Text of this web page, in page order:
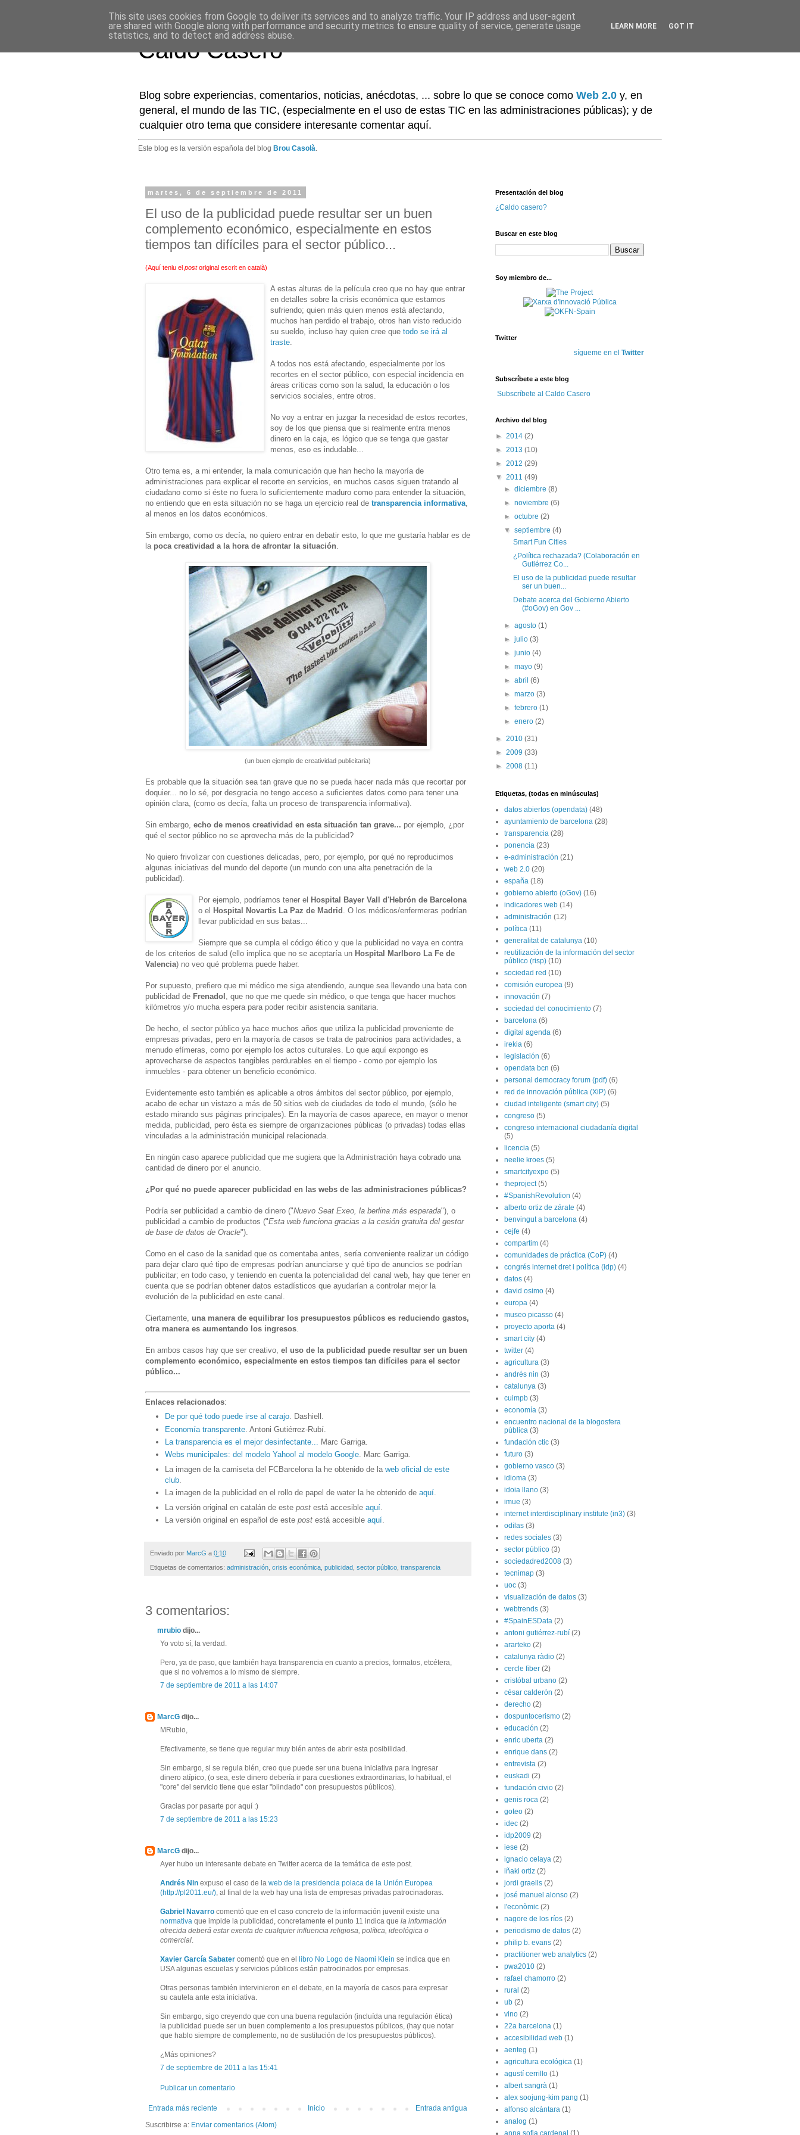
Caldo Casero
Blog sobre experiencias, comentarios, noticias, anécdotas, ... sobre lo que se conoce como Web 2.0 y, en
general, el mundo de las TIC, (especialmente en el uso de estas TIC en las administraciones públicas); y de
cualquier otro tema que considere interesante comentar aquí.
Este blog es la versión española del blog Brou Casolà.
martes, 6 de septiembre de 2011
El uso de la publicidad puede resultar ser un buen
complemento económico, especialmente en estos
tiempos tan difíciles para el sector público...
(Aquí teniu el postoriginal escrit en català)
A estas alturas de la película creo que no hay que entrar
en detalles sobre la crisis económica que estamos
sufriendo; quien más quien menos está afectando,
muchos han perdido el trabajo, otros han visto reducido
su sueldo, incluso hay quien cree que todo se irá al
traste
A todos nos está afectando, especialmente por los
recortes en el sector público, con especial incidencia en
áreas críticas como son la salud, la educación o los
servicios sociales, entre otros.
No voy a entrar en juzgar la necesidad de estos recortes,
soy de los que piensa que si realmente entra menos
dinero en la caja, es lógico que se tenga que gastar
menos, eso es indudable...
Otro tema es, a mi entender, la mala comunicación que han hecho la mayoría de
administraciones para explicar el recorte en servicios, en muchos casos siguen tratando al
ciudadano como si éste no fuera lo suficientemente maduro como para entender la situación,
no entiendo que en esta situación no se haga un ejercicio real de transparencia informativa
al menos en los datos económicos.
Sin embargo, como os decía, no quiero entrar en debatir esto, lo que me gustaría hablar es de
la poca creatividad a la hora de afrontar la situación
(un buen ejemplo de creatividad publicitaria)
Es probable que la situación sea tan grave que no se pueda hacer nada más que recortar por
doquier... no lo sé, por desgracia no tengo acceso a suficientes datos como para tener una
opinión clara, (como os decía, falta un proceso de transparencia informativa).
Sin embargo, echo de menos creatividad en esta situación tan grave... por ejemplo, ¿por
qué el sector público no se aprovecha más de la publicidad?
No quiero frivolizar con cuestiones delicadas, pero, por ejemplo, por qué no reproducimos
algunas iniciativas del mundo del deporte (un mundo con una alta penetración de la
publicidad).
Por ejemplo, podríamos tener el Hospital Bayer Vall d'Hebrón de Barcelona
o el Hospital Novartis La Paz de Madrid . O los médicos/enfermeras podrían
llevar publicidad en sus batas...
Siempre que se cumpla el código ético y que la publicidad no vaya en contra
de los criterios de salud (ello implica que no se aceptaría un Hospital Marlboro La Fe de
Valencia) no veo qué problema puede haber.
Por supuesto, prefiero que mi médico me siga atendiendo, aunque sea llevando una bata con
publicidad de Frenadol , que no que me quede sin médico, o que tenga que hacer muchos
kilómetros y/o mucha espera para poder recibir asistencia sanitaria.
De hecho, el sector público ya hace muchos años que utiliza la publicidad proveniente de
empresas privadas, pero en la mayoría de casos se trata de patrocinios para actividades, a
menudo efímeras, como por ejemplo los actos culturales. Lo que aquí expongo es
aprovecharse de aspectos tangibles perdurables en el tiempo - como por ejemplo los
inmuebles - para obtener un beneficio económico.
Evidentemente esto también es aplicable a otros ámbitos del sector público, por ejemplo,
acabo de echar un vistazo a más de 50 sitios web de ciudades de todo el mundo, (sólo he
estado mirando sus páginas principales). En la mayoría de casos aparece, en mayor o menor
medida, publicidad, pero ésta es siempre de organizaciones públicas (o privadas) todas ellas
vinculadas a la administración municipal relacionada.
En ningún caso aparece publicidad que me sugiera que la Administración haya cobrado una
cantidad de dinero por el anuncio.
¿Por qué no puede aparecer publicidad en las webs de las administraciones públicas?
Podría ser publicidad a cambio de dinero ("Nuevo Seat Exeo, la berlina más esperada"), o
publicidad a cambio de productos ("Esta web funciona gracias a la cesión gratuita del gestor
de base de datos de Oracle").
Como en el caso de la sanidad que os comentaba antes, sería conveniente realizar un código
para dejar claro qué tipo de empresas podrían anunciarse y qué tipo de anuncios se podrían
publicitar; en todo caso, y teniendo en cuenta la potencialidad del canal web, hay que tener en
cuenta que se podrían obtener datos estadísticos que ayudarían a controlar mejor la
evolución de la publicidad en este canal.
Ciertamente, una manera de equilibrar los presupuestos públicos es reduciendo gastos,
otra manera es aumentando los ingresos
En ambos casos hay que ser creativo, el uso de la publicidad puede resultar ser un buen
complemento económico, especialmente en estos tiempos tan difíciles para el sector
público...
Enlaces relacionados:
De por qué todo puede irse al carajo. Dashiell.
Economía transparente . Antoni Gutiérrez-Rubí.
La transparencia es el mejor desinfectante... Marc Garriga.
Webs municipales: del modelo Yahoo! al modelo Google. Marc Garriga.
La imagen de la camiseta del FCBarcelona la he obtenido de la web oficial de este
club
La imagen de la publicidad en el rollo de papel de water la he obtenido de aquí.
La versión original en catalán de este post está accesible aquí
La versión original en español de este post está accesible aquí.
Enviado por MarcG a 0:10
Etiquetas de comentarios: administración crisis económica publicidad sector público transparencia
3 comentarios:
mrubio dijo...
Yo voto sí, la verdad.
Pero, ya de paso, que también haya transparencia en cuanto a precios, formatos, etcétera,
que si no volvemos a lo mismo de siempre.
7 de septiembre de 2011 a las 14:07
MarcG dijo...
MRubio,
Efectivamente, se tiene que regular muy bién antes de abrir esta posibilidad.
Sin embargo, si se regula bién, creo que puede ser una buena iniciativa para ingresar
dinero atípico, (o sea, este dinero debería ir para cuestiones extraordinarias, lo habitual, el
"core" del servicio tiene que estar "blindado" con presupuestos públicos).
Gracias por pasarte por aquí :)
7 de septiembre de 2011 a las 15:23
MarcG dijo...
Ayer hubo un interesante debate en Twitter acerca de la temática de este post.
Andrés Nin expuso el caso de la web de la presidencia polaca de la Unión Europea
(http://pl2011.eu/), al final de la web hay una lista de empresas privadas patrocinadoras.
Gabriel Navarro comentó que en el caso concreto de la información juvenil existe una
normativa que impide la publicidad, concretamente el punto 11 indica que la información
ofrecida deberá estar exenta de cualquier influencia religiosa, política, ideológica o
comercial.
Xavier García Sabater comentó que en el libro No Logo de Naomi Klein se indica que en
USA algunas escuelas y servicios públicos están patrocinados por empresas.
Otras personas también intervinieron en el debate, en la mayoría de casos para expresar
su cautela ante esta iniciativa.
Sin embargo, sigo creyendo que con una buena regulación (incluída una regulación ética)
la publicidad puede ser un buen complemento a los presupuestos públicos, (hay que notar
que hablo siempre de complemento, no de sustitución de los presupuestos públicos).
¿Más opiniones?
7 de septiembre de 2011 a las 15:41
Publicar un comentario
Entrada más reciente Entrada antigua
Inicio
Suscribirse a: Enviar comentarios (Atom)
Presentación del blog
¿Caldo casero?
Buscar en este blog
Soy miembro de...
Twitter
sígueme en el Twitter
Subscríbete a este blog
Subscríbete al Caldo Casero
Archivo del blog
► 2014 (2)
► 2013 (10)
► 2012 (29)
▼ 2011 (49)
►diciembre(8)
►noviembre(6)
►octubre(2)
▼septiembre(4)
Smart Fun Cities
¿Política rechazada? (Colaboración en
Gutiérrez Co...
El uso de la publicidad puede resultar
ser un buen...
Debate acerca del Gobierno Abierto
(#oGov) en Gov ...
►agosto(1)
►julio(3)
►junio(4)
►mayo(9)
►abril(6)
►marzo(3)
►febrero(1)
►enero(2)
► 2010 (31)
► 2009 (33)
► 2008 (11)
Etiquetas, (todas en minúsculas)
datos abiertos (opendata) (48)
ayuntamiento de barcelona (28)
transparencia (28)
ponencia (23)
e-administración (21)
web 2.0 (20)
españa (18)
gobierno abierto (oGov) (16)
indicadores web (14)
administración (12)
política (11)
generalitat de catalunya (10)
reutilización de la información del sector
público (risp) (10)
sociedad red (10)
comisión europea (9)
innovación (7)
sociedad del conocimiento (7)
barcelona (6)
digital agenda (6)
irekia (6)
legislación (6)
opendata bcn (6)
personal democracy forum (pdf) (6)
red de innovación pública (XiP) (6)
ciudad inteligente (smart city) (5)
congreso (5)
congreso internacional ciudadanía digital
(5)
licencia (5)
neelie kroes (5)
smartcityexpo (5)
theproject (5)
#SpanishRevolution (4)
alberto ortiz de zárate (4)
benvingut a barcelona (4)
cejfe (4)
compartim (4)
comunidades de práctica (CoP) (4)
congrés internet dret i política (idp) (4)
datos (4)
david osimo (4)
europa (4)
museo picasso (4)
proyecto aporta (4)
smart city (4)
twitter (4)
agricultura (3)
andrés nin (3)
catalunya (3)
cuimpb (3)
economía (3)
encuentro nacional de la blogosfera
pública (3)
fundación ctic (3)
futuro (3)
gobierno vasco (3)
idioma (3)
idoia llano (3)
imue (3)
internet interdisciplinary institute (in3) (3)
odilas (3)
redes sociales (3)
sector público (3)
sociedadred2008 (3)
tecnimap (3)
uoc (3)
visualización de datos (3)
webtrends (3)
#SpainESData (2)
antoni gutiérrez-rubí (2)
ararteko (2)
catalunya ràdio (2)
cercle fiber (2)
cristóbal urbano (2)
césar calderón (2)
derecho (2)
dospuntocerismo (2)
educación (2)
enric uberta (2)
enrique dans (2)
entrevista (2)
euskadi (2)
fundación civio (2)
genis roca (2)
goteo (2)
idec (2)
idp2009 (2)
iese (2)
ignacio celaya (2)
iñaki ortiz (2)
jordi graells (2)
josé manuel alonso (2)
l'econòmic (2)
nagore de los ríos (2)
periodismo de datos (2)
philip b. evans (2)
practitioner web analytics (2)
pwa2010 (2)
rafael chamorro (2)
rural (2)
ub (2)
vino (2)
22a barcelona (1)
accesibilidad web (1)
aenteg (1)
agricultura ecológica (1)
agustí cerrillo (1)
albert sangrà (1)
alex soojung-kim pang (1)
alfonso alcántara (1)
analog (1)
anna sofia cardenal (1)
This site uses cookies from Google to deliver its services and to analyze traffic. Your IP address and user-agent
are shared with Google along with performance and security metrics to ensure quality of service, generate usage
statistics, and to detect and address abuse.
LEARN MORE GOT IT